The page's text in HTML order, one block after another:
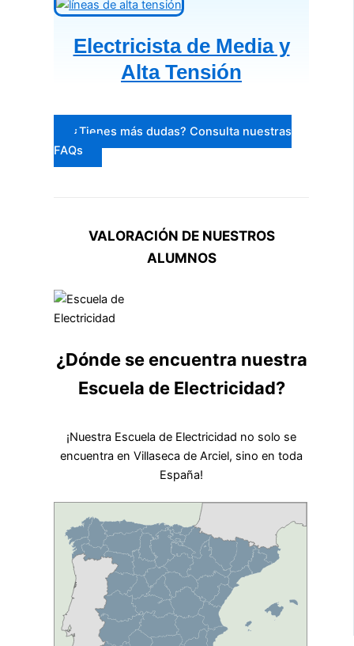
Electricista de Media y
Alta Tensión
¿Tienes más dudas? Consulta nuestras
FAQs
VALORACIÓN DE NUESTROS
ALUMNOS
¿Dónde se encuentra nuestra
Escuela de Electricidad?
¡Nuestra Escuela de Electricidad no solo se
encuentra en Villaseca de Arciel, sino en toda
España!